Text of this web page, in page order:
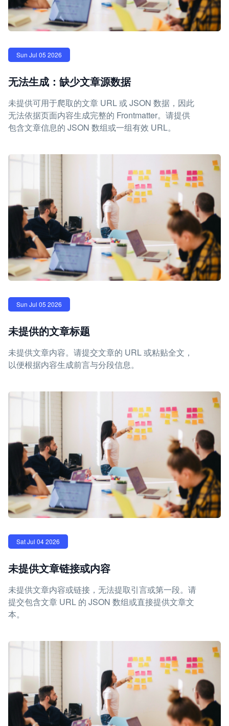
Sun Jul 05 2026
无法生成：缺少文章源数据
未提供可用于爬取的文章 URL 或 JSON 数据，因此
无法依据页面内容生成完整的 Frontmatter。请提供
包含文章信息的 JSON 数组或一组有效 URL。
Sun Jul 05 2026
未提供的文章标题
未提供文章内容。请提交文章的 URL 或粘贴全文，
以便根据内容生成前言与分段信息。
Sat Jul 04 2026
未提供文章链接或内容
未提供文章内容或链接，无法提取引言或第一段。请
提交包含文章 URL 的 JSON 数组或直接提供文章文
本。